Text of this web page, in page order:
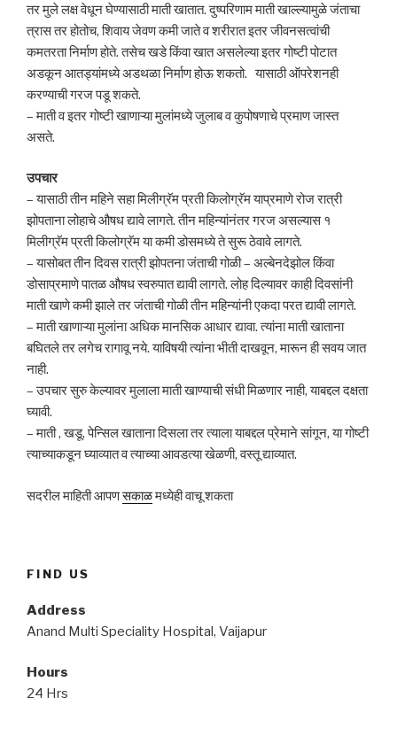
तर मुले लक्ष वेधून घेण्यासाठी माती खातात. दुष्परिणाम माती खाल्ल्यामुळे जंताचा
त्रास तर होतोच, शिवाय जेवण कमी जाते व शरीरात इतर जीवनसत्वांची
कमतरता निर्माण होते. तसेच खडे किंवा खात असलेल्या इतर गोष्टी पोटात
अडकून आतड्यांमध्ये अडथळा निर्माण होऊ शकतो. यासाठी ऑपरेशनही
करण्याची गरज पडू शकते.
– माती व इतर गोष्टी खाणाऱ्या मुलांमध्ये जुलाब व कुपोषणाचे प्रमाण जास्त
असते.
उपचार
– यासाठी तीन महिने सहा मिलीग्रॅम प्रती किलोग्रॅम याप्रमाणे रोज रात्री
झोपताना लोहाचे औषध द्यावे लागते. तीन महिन्यांनंतर गरज असल्यास १
मिलीग्रॅम प्रती किलोग्रॅम या कमी डोसमध्ये ते सुरू ठेवावे लागते.
– यासोबत तीन दिवस रात्री झोपतना जंताची गोळी – अल्बेनदेझोल किंवा
डोसाप्रमाणे पातळ औषध स्वरुपात द्यावी लागते. लोह दिल्यावर काही दिवसांनी
माती खाणे कमी झाले तर जंताची गोळी तीन महिन्यांनी एकदा परत द्यावी लागते.
– माती खाणाऱ्या मुलांना अधिक मानसिक आधार द्यावा. त्यांना माती खाताना
बघितले तर लगेच रागावू नये. याविषयी त्यांना भीती दाखवून, मारून ही सवय जात
नाही.
– उपचार सुरु केल्यावर मुलाला माती खाण्याची संधी मिळणार नाही, याबद्दल दक्षता
घ्यावी.
– माती , खडू, पेन्सिल खाताना दिसला तर त्याला याबद्दल प्रेमाने सांगून, या गोष्टी
त्याच्याकडून घ्याव्यात व त्याच्या आवडत्या खेळणी, वस्तू द्याव्यात.
सदरील माहिती आपणसकाळमध्येही वाचू शकता
FIND US
Address
Anand Multi Speciality Hospital, Vaijapur
Hours
24 Hrs